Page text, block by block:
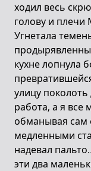
ходил весь
голову и плечи
Угнетала
кухне лопнула
улицу
работа, а я все
обманывая сам
медленными
надевал
эти два